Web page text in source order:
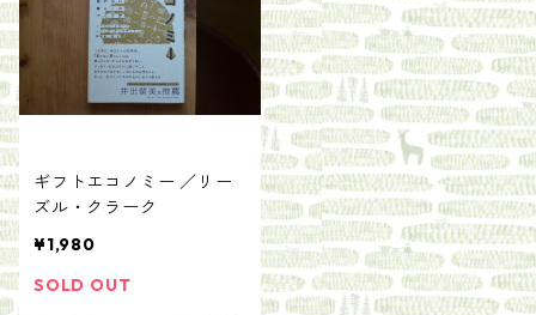
ギフトエコノミー ／リー
ズル・クラーク
¥1,980
SOLD OUT